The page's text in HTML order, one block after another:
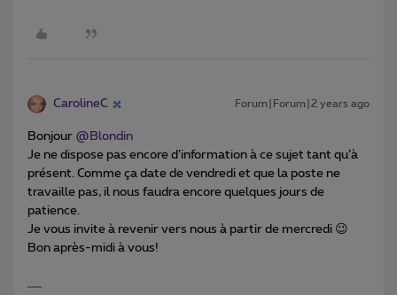
CarolineC Forum|Forum|2 years ago
Bonjour @Blondin
Je ne dispose pas encore d’information à ce sujet tant qu’à
présent. Comme ça date de vendredi et que la poste ne
travaille pas, il nous faudra encore quelques jours de
patience.
Je vous invite à revenir vers nous à partir de mercredi 😉
Bon après-midi à vous!